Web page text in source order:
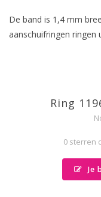
De band is 1,4 mm
aanschuifringen ringen
Ring
0 sterren
Je